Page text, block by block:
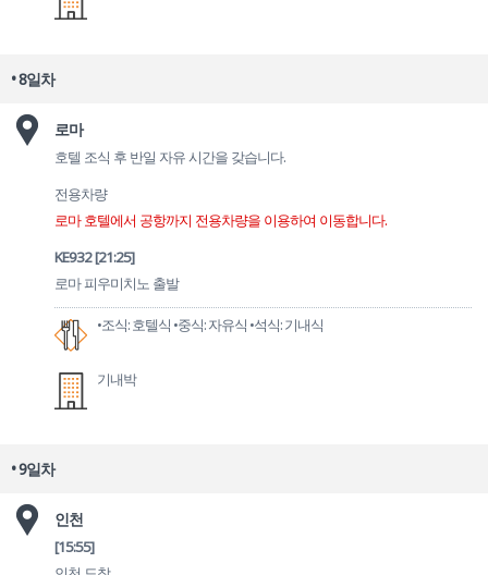
• 8일차
로마
호텔 조식 후 반일 자유 시간을 갖습니다.
전용차량
로마 호텔에서 공항까지 전용차량을 이용하여 이동합니다.
KE932[21:25]
로마 피우미치노 출발
•조식: 호텔식 •중식: 자유식 •석식: 기내식
기내박
• 9일차
인천
[15:55]